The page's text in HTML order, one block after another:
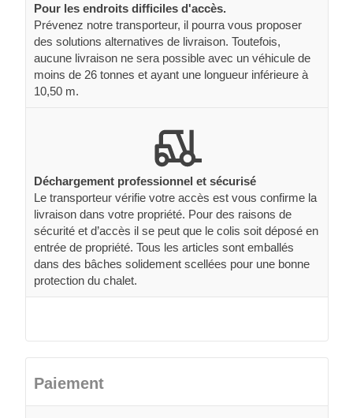
Pour les endroits difficiles d'accès.
Prévenez notre transporteur, il pourra vous proposer
des solutions alternatives de livraison. Toutefois,
aucune livraison ne sera possible avec un véhicule de
moins de 26 tonnes et ayant une longueur inférieure à
10,50 m.
Déchargement professionnel et sécurisé
Le transporteur vérifie votre accès est vous confirme la
livraison dans votre propriété. Pour des raisons de
sécurité et d’accès il se peut que le colis soit déposé en
entrée de propriété. Tous les articles sont emballés
dans des bâches solidement scellées pour une bonne
protection du chalet.
Paiement